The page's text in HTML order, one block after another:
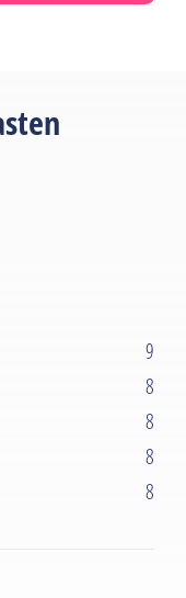
9
8
8
8
8